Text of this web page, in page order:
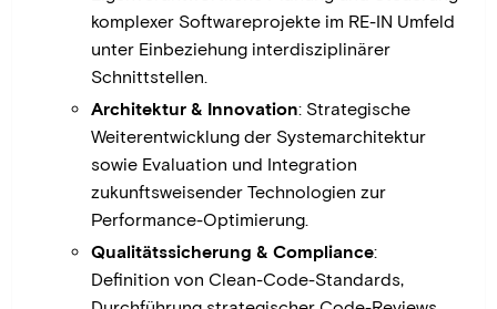
komplexer Softwareprojekte im RE-IN Umfeld
unter Einbeziehung interdisziplinärer
Schnittstellen.
Architektur & Innovation: Strategische
Weiterentwicklung der Systemarchitektur
sowie Evaluation und Integration
zukunftsweisender Technologien zur
Performance-Optimierung.
Qualitätssicherung & Compliance:
Definition von Clean-Code-Standards,